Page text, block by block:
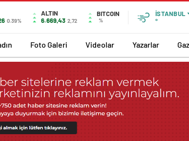
0.39%
ALTIN
6.669,43 2,72
BITCOIN
%
İSTANBUL
°
Foto Galeri Videolar Yazarlar